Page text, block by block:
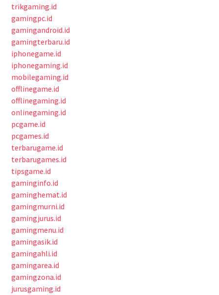
trikgaming.id
gamingpc.id
gamingandroid.id
gamingterbaru.id
iphonegame.id
iphonegaming.id
mobilegaming.id
offlinegame.id
offlinegaming.id
onlinegaming.id
pcgame.id
pcgames.id
terbarugame.id
terbarugames.id
tipsgame.id
gaminginfo.id
gaminghemat.id
gamingmurni.id
gamingjurus.id
gamingmenu.id
gamingasik.id
gamingahli.id
gamingarea.id
gamingzona.id
jurusgaming.id